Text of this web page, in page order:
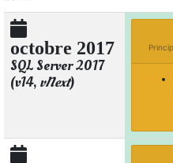
octobre 2017
SQL Server 2017
(v14, vNext)